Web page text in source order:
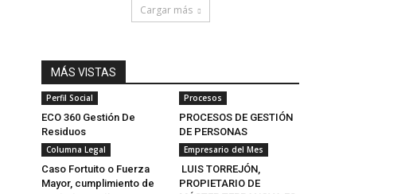
Cargar más
MÁS VISTAS
Perfil Social
ECO 360 Gestión De
Residuos
Procesos
PROCESOS DE GESTIÓN
DE PERSONAS
Columna Legal
Caso Fortuito o Fuerza
Mayor, cumplimiento de
Empresario del Mes
LUIS TORREJÓN,
PROPIETARIO DE